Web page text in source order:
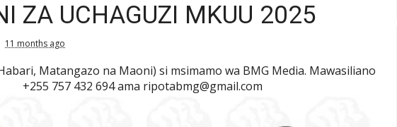
ZA UCHAGUZI MKUU 2025
11 months ago
Matangazo na Maoni) si msimamo wa BMG Media. Mawasiliano
+255 757 432 694 ama ripotabmg@gmail.com